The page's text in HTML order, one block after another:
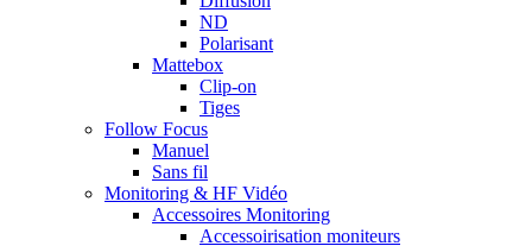
ND
Polarisant
Mattebox
Clip-on
Tiges
Follow Focus
Manuel
Sans fil
Monitoring & HF Vidéo
Accessoires Monitoring
Accessoirisation moniteurs